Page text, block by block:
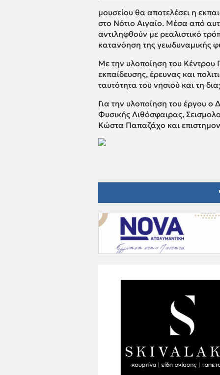
μουσείου θα αποτελέσει η
στο Νότιο Αιγαίο. Μέσα από
αντιληφθούν με ρεαλιστικό
κατανόηση της γεωδυναμικής
Με την υλοποίηση του
εκπαίδευσης, έρευνας και
ταυτότητα του νησιού και τη
Για την υλοποίηση του έργου
Φυσικής Λιθόσφαιρας,
Κώστα Παπαζάχο και